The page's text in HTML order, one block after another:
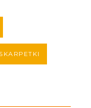
SKARPETKI